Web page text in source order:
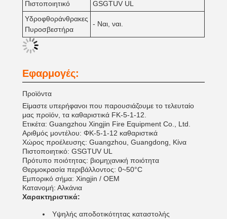
Πιστοποιητικό
GSGTUV UL
Υδροφθοράνθρακες
Πυροσβεστήρα
- Ναι, ναι.
Εφαρμογές:
Προϊόντα
Είμαστε υπερήφανοι που παρουσιάζουμε το τελευταίο
μας προϊόν, τα καθαριστικά FK-5-1-12.
Ετικέτα: Guangzhou Xingjin Fire Equipment Co., Ltd.
Αριθμός μοντέλου: ΦΚ-5-1-12 καθαριστικά
Χώρος προέλευσης: Guangzhou, Guangdong, Κίνα
Πιστοποιητικό: GSGTUV UL
Πρότυπο ποιότητας: βιομηχανική ποιότητα
Θερμοκρασία περιβάλλοντος: 0~50°C
Εμπορικό σήμα: Xingjin / OEM
Κατανομή: Αλκάνια
Χαρακτηριστικά:
Υψηλής αποδοτικότητας καταστολής